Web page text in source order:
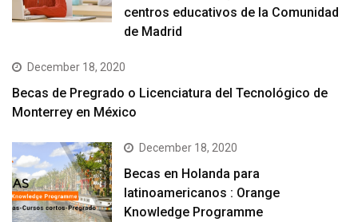
centros educativos de la Comunidad
de Madrid
December 18, 2020
Becas de Pregrado o Licenciatura del Tecnológico de
Monterrey en México
December 18, 2020
Becas en Holanda para
latinoamericanos : Orange
Knowledge Programme